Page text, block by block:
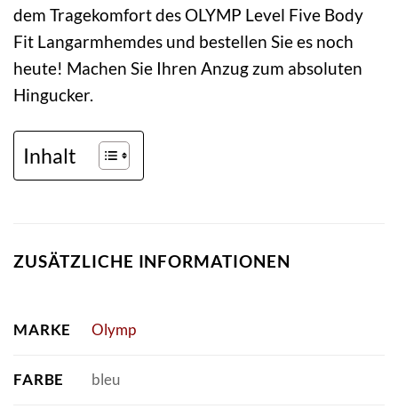
dem Tragekomfort des OLYMP Level Five Body
Fit Langarmhemdes und bestellen Sie es noch
heute! Machen Sie Ihren Anzug zum absoluten
Hingucker.
Inhalt
ZUSÄTZLICHE INFORMATIONEN
MARKE Olymp
FARBE bleu